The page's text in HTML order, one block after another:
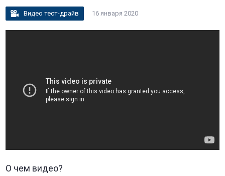
Видео тест-драйв 16 января 2020
О чем видео?